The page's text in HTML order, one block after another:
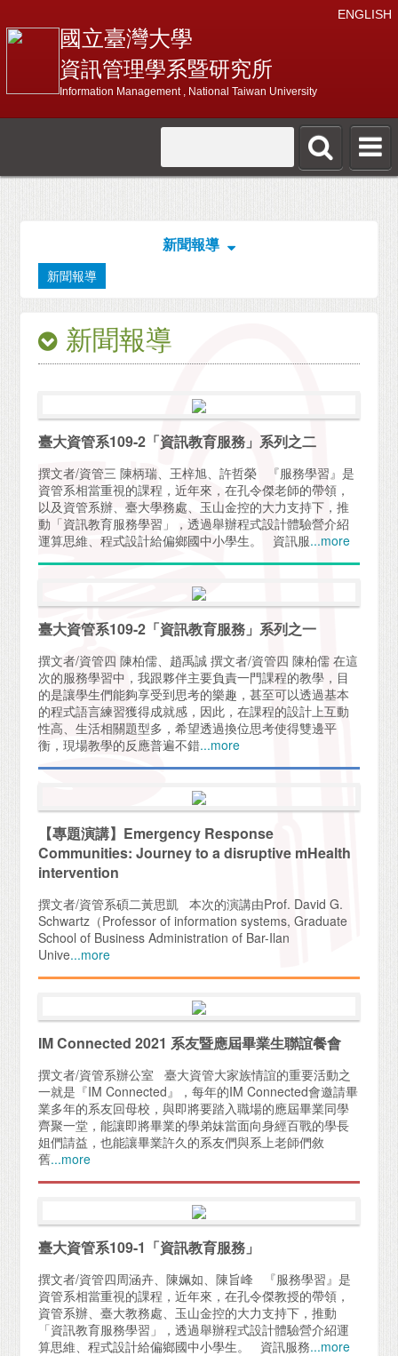
ENGLISH
國立臺灣大學
資訊管理學系暨研究所
Information Management , National Taiwan University
新聞報導
新聞報導
新聞報導
臺大資管系109-2「資訊教育服務」系列之二
撰文者/資管三 陳柄瑞、王梓旭、許哲榮 『服務學習』是
資管系相當重視的課程，近年來，在孔令傑老師的帶領，
以及資管系辦、臺大學務處、玉山金控的大力支持下，推
動「資訊教育服務學習」，透過舉辦程式設計體驗營介紹
運算思維、程式設計給偏鄉國中小學生。 資訊服...more
臺大資管系109-2「資訊教育服務」系列之一
撰文者/資管四 陳柏儒、趙禹誠 撰文者/資管四 陳柏儒 在這
次的服務學習中，我跟夥伴主要負責一門課程的教學，目
的是讓學生們能夠享受到思考的樂趣，甚至可以透過基本
的程式語言練習獲得成就感，因此，在課程的設計上互動
性高、生活相關題型多，希望透過換位思考使得雙邊平
衡，現場教學的反應普遍不錯...more
【專題演講】Emergency Response
Communities: Journey to a disruptive mHealth
intervention
撰文者/資管系碩二黃思凱 本次的演講由Prof. David G.
Schwartz（Professor of information systems, Graduate
School of Business Administration of Bar-Ilan
Unive...more
IM Connected 2021 系友暨應屆畢業生聯誼餐會
撰文者/資管系辦公室 臺大資管大家族情誼的重要活動之
一就是『IM Connected』，每年的IM Connected會邀請畢
業多年的系友回母校，與即將要踏入職場的應屆畢業同學
齊聚一堂，能讓即將畢業的學弟妹當面向身經百戰的學長
姐們請益，也能讓畢業許久的系友們與系上老師們敘
舊...more
臺大資管系109-1「資訊教育服務」
撰文者/資管四周涵卉、陳姵如、陳旨峰 『服務學習』是
資管系相當重視的課程，近年來，在孔令傑教授的帶領，
資管系辦、臺大教務處、玉山金控的大力支持下，推動
「資訊教育服務學習」，透過舉辦程式設計體驗營介紹運
算思維、程式設計給偏鄉國中小學生。 資訊服務...more